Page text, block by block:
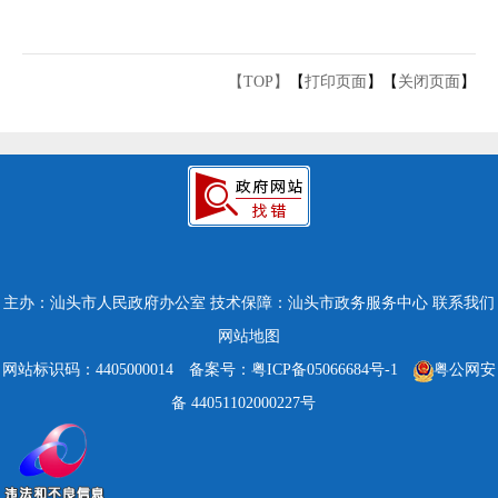
【TOP】 【打印页面 】【 关闭页面 】
主办：汕头市人民政府办公室 技术保障：汕头市政务服务中心 联系我们
网站地图
网站标识码：4405000014
备案号：粤ICP备05066684号-1
粤公网安
备 44051102000227号